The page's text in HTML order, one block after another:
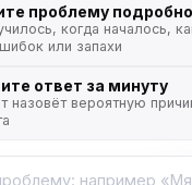
проблему подробно
когда началось,
или запахи
ответ за минуту
назовёт вероятную